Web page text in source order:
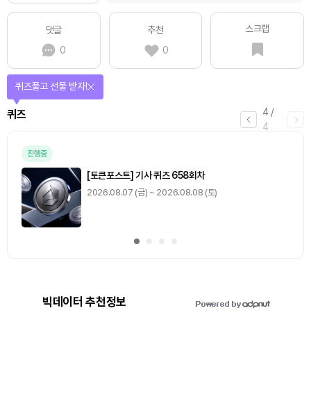
댓글
0
추천
0
스크랩
4 /
4
퀴즈
퀴즈풀고 선물 받자!
진행중
[토큰포스트] 기사 퀴즈 658회차
2026.08.07 (금) ~ 2026.08.08 (토)
빅데이터 추천정보